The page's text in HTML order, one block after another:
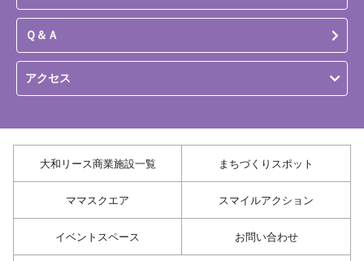
Ｑ＆Ａ
アクセス
大和リース商業施設一覧 まちづくりスポット
ママスクエア スマイルアクション
イベントスペース お問い合わせ